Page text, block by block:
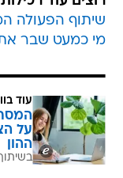
שיתוף הפעולה
מי כמעט שבר
עוד
על
ההון